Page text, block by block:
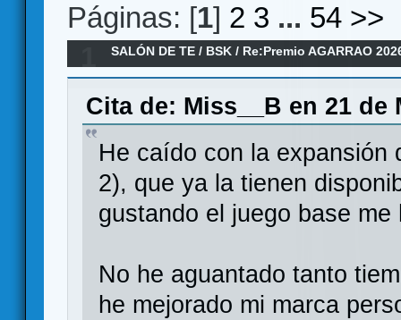
Páginas: [1] 2 3 ... 54 >>
SALÓN DE TE / BSK / Re:Premio AGARRAO
Cita de: Miss__B en 21 de
He caído con la expansión
2), que ya la tienen
gustando el juego base
No he aguantado tanto
he mejorado mi marca